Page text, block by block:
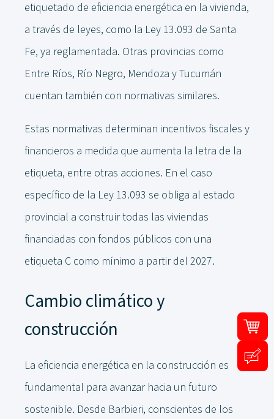
etiquetado de eficiencia energética en la vivienda,
a través de leyes, como la Ley 13.093 de Santa
Fe, ya reglamentada. Otras provincias como
Entre Ríos, Río Negro, Mendoza y Tucumán
cuentan también con normativas similares.
Estas normativas determinan incentivos fiscales y
financieros a medida que aumenta la letra de la
etiqueta, entre otras acciones. En el caso
específico de la Ley 13.093 se obliga al estado
provincial a construir todas las viviendas
financiadas con fondos públicos con una
etiqueta C como mínimo a partir del 2027.
Cambio climático y
construcción
La eficiencia energética en la construcción es
fundamental para avanzar hacia un futuro
sostenible. Desde Barbieri, conscientes de los